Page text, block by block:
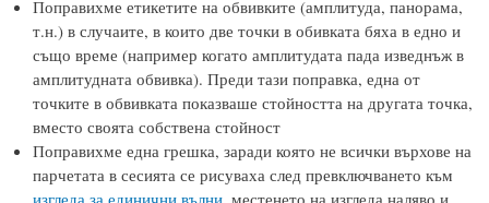
Поправихме етикетите на обвивките (амплитуда, панорама,
т.н.) в случаите, в които две точки в обивката бяха в едно и
също време (например когато амплитудата пада изведнъж в
амплитудната обвивка). Преди тази поправка, една от
точките в обвивката показваше стойността на другата точка,
вместо своята собствена стойност
Поправихме една грешка, заради която не всички върхове на
парчетата в сесията се рисуваха след превключването към
изгледа за единични вълни, местенето на изгледа наляво и